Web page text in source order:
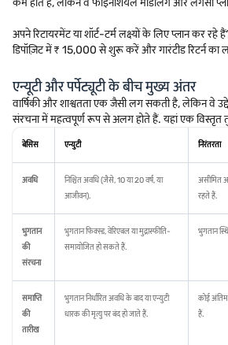
कम होते हैं, लेकिन वे फाइनेंशियल मॉडलिंग और लेगसी
अपने रिटायरमेंट या शॉर्ट-टर्म लक्ष्यों के लिए प्लान कर
डिपॉज़िट में ₹ 15,000 से शुरू करें और गारंटीड रिटर्न का
एन्यूटी और पर्पेट्यूटी के बीच मुख्य अंतर
वार्षिकी और शाश्वतता एक जैसी लग सकती है, लेकिन वे
संरचना में महत्वपूर्ण रूप से अलग होते हैं. यहां एक विस्तृत
बेसिस एन्युटी निरंतरता
अवधि
निश्चित अवधि (जैसे, 10 या 20 वर्ष, या
आजीवन).
असीमित
रहते हैं.
भुगतान
की
संरचना
भुगतान फिक्स्ड, वेरिएबल या मुद्रास्फीति-
समायोजित हो सकते हैं.
भुगतान
समाप्ति
की
तारीख
भुगतान निर्धारित अवधि के बाद या एन्युटी
धारक की मृत्यु पर बंद हो जाते हैं.
कोई अंतिम
हैं.